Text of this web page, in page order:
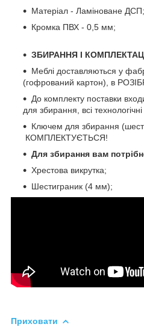
Матеріал - Ламіноване ДСП;
Кромка ПВХ - 0,5 мм;
ЗБИРАННЯ І
Меблі доставляються у
(гофрований картон), в
До комплекту поставки
для збирання, всі
Ключем для збирання
КОМПЛЕКТУЄТЬСЯ!
Для збирання вам
Хрестова викрутка;
Шестиграник (4 мм);
Приховати